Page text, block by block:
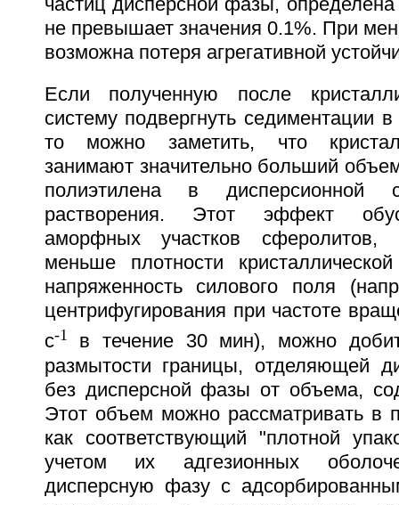
частиц дисперсной фазы,
не превышает значения 0.1%. При
возможна потеря агрегативной
Если полученную после
систему подвергнуть седиментации
то можно заметить, что
занимают значительно больший
полиэтилена в
растворения. Этот эффект
аморфных участков сферолитов,
меньше плотности
напряженность силового поля
центрифугирования при частоте
с-1
в течение 30 мин), можно
размытости границы, отделяющей
без дисперсной фазы от объема,
Этот объем можно рассматривать в
как соответствующий "плотной
учетом их адгезионных
дисперсную фазу с